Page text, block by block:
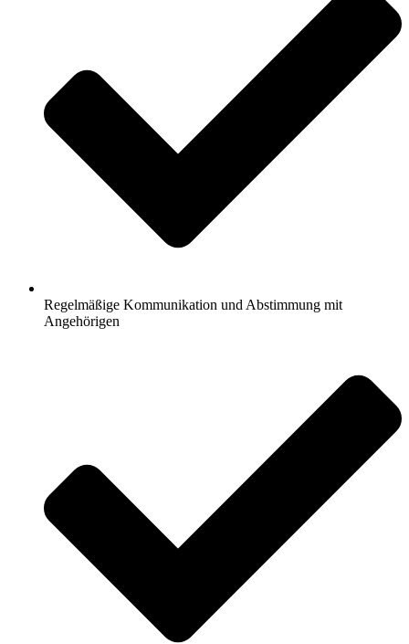
Regelmäßige Kommunikation und Abstimmung mit
Angehörigen